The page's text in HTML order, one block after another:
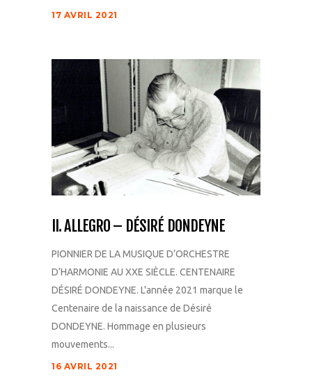
17 AVRIL 2021
II. ALLEGRO – DÉSIRÉ DONDEYNE
PIONNIER DE LA MUSIQUE D’ORCHESTRE
D’HARMONIE AU XXE SIÈCLE. CENTENAIRE
DÉSIRÉ DONDEYNE. L'année 2021 marque le
Centenaire de la naissance de Désiré
DONDEYNE. Hommage en plusieurs
mouvements...
16 AVRIL 2021